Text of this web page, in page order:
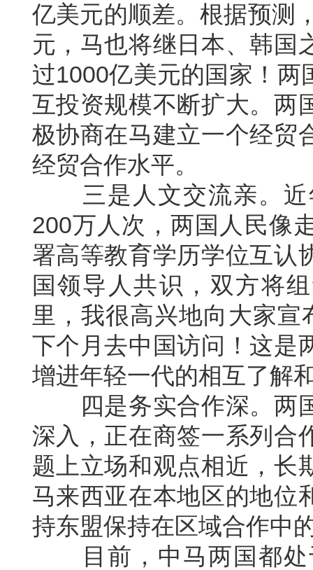
亿美元的顺差。根据预测
元，马也将继日本、韩国
过1000亿美元的国家！两
互投资规模不断扩大。两
极协商在马建立一个经贸
经贸合作水平。
三是人文交流亲。近
200万人次，两国人民像
署高等教育学历学位互认
国领导人共识，双方将
里，我很高兴地向大家
下个月去中国访问！这是
增进年轻一代的相互了解
四是务实合作深。两国
深入，正在商签一系列合
题上立场和观点相近，长
马来西亚在本地区的地位
持东盟保持在区域合作中
目前，中马两国都处